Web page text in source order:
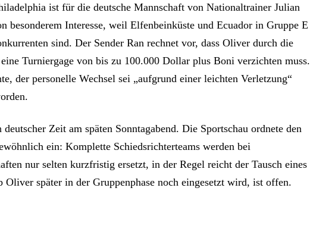
ist für die deutsche Mannschaft von Nationaltrainer Julian
besonderem Interesse, weil Elfenbeinküste und Ecuador in Gruppe E
sind. Der Sender Ran rechnet vor, dass Oliver durch die
Turniergage von bis zu 100.000 Dollar plus Boni verzichten muss.
der personelle Wechsel sei „aufgrund einer leichten Verletzung“
Zeit am späten Sonntagabend. Die Sportschau ordnete den
ein: Komplette Schiedsrichterteams werden bei
nur selten kurzfristig ersetzt, in der Regel reicht der Tausch eines
Oliver später in der Gruppenphase noch eingesetzt wird, ist offen.